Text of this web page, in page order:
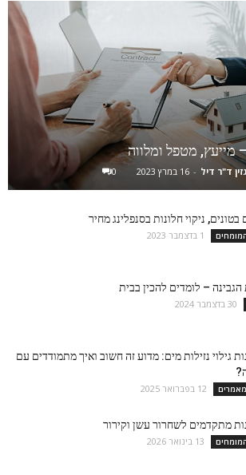
מייעץ, מטפל ומלווה
ד"ר דיל - 16 במרץ 2023 0
בטונים, ניקוי חלונות בסנפלינג מחיר
1 בדצמבר 2023
הגבינה – לומדים להכין בבית
30 בדצמבר 2024
גילוי נזילות מים: מדוע זה חשוב ואיך מתמודדים עם
12 בפברואר 2025
מתקדמים לשחרור עשן וקירור
13 בינואר 2026